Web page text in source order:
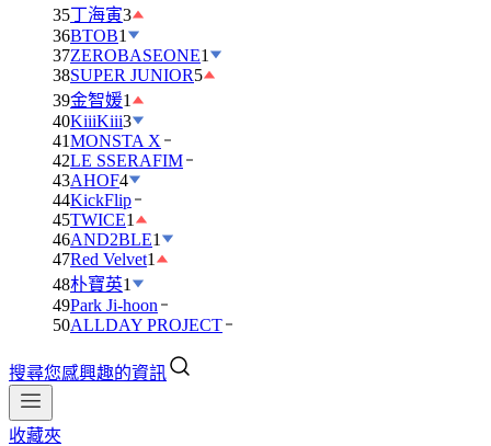
35丁海寅3
36BTOB1
37ZEROBASEONE1
38SUPER JUNIOR5
39金智媛1
40KiiiKiii3
41MONSTA X
42LE SSERAFIM
43AHOF4
44KickFlip
45TWICE1
46AND2BLE1
47Red Velvet1
48朴寶英1
49Park Ji-hoon
50ALLDAY PROJECT
搜尋您感興趣的資訊
收藏夾